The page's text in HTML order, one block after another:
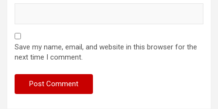
Save my name, email, and website in this browser for the
next time I comment.